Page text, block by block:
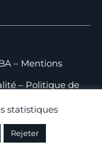
– Mentions
– Politique de
CGV B2B
WEB:
statistiques
Rejeter